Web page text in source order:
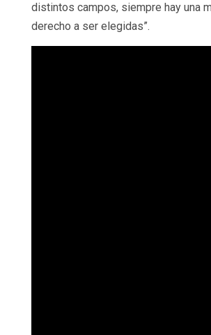
distintos campos, siempre hay una
derecho a ser elegidas”.